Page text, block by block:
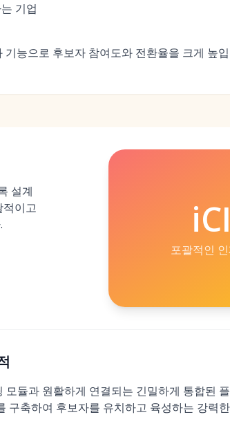
기업
능으로 후보자 참여도와 전환율을 크게 높
설계
적이고
포괄적인
모듈과 원활하게 연결되는 긴밀하게 통합된
구축하여 후보자를 유치하고 육성하는 강력